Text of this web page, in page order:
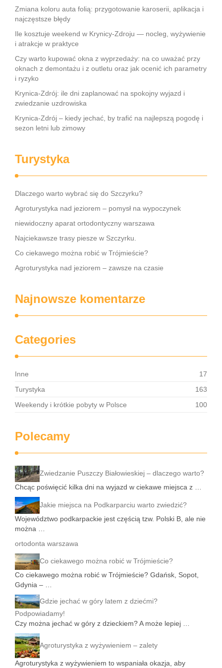
Zmiana koloru auta folią: przygotowanie karoserii, aplikacja i
najczęstsze błędy
Ile kosztuje weekend w Krynicy-Zdroju — nocleg, wyżywienie
i atrakcje w praktyce
Czy warto kupować okna z wyprzedaży: na co uważać przy
oknach z demontażu i z outletu oraz jak ocenić ich parametry
i ryzyko
Krynica-Zdrój: ile dni zaplanować na spokojny wyjazd i
zwiedzanie uzdrowiska
Krynica-Zdrój – kiedy jechać, by trafić na najlepszą pogodę i
sezon letni lub zimowy
Turystyka
Dlaczego warto wybrać się do Szczyrku?
Agroturystyka nad jeziorem – pomysł na wypoczynek
niewidoczny aparat ortodontyczny warszawa
Najciekawsze trasy piesze w Szczyrku.
Co ciekawego można robić w Trójmieście?
Agroturystyka nad jeziorem – zawsze na czasie
Najnowsze komentarze
Categories
Inne
17
Turystyka
163
Weekendy i krótkie pobyty w Polsce
100
Polecamy
Zwiedzanie Puszczy Białowieskiej – dlaczego warto?
Chcąc poświęcić kilka dni na wyjazd w ciekawe miejsca z …
Jakie miejsca na Podkarparciu warto zwiedzić?
Województwo podkarpackie jest częścią tzw. Polski B, ale nie
można …
ortodonta warszawa
Co ciekawego można robić w Trójmieście?
Co ciekawego można robić w Trójmieście? Gdańsk, Sopot,
Gdynia – …
Gdzie jechać w góry latem z dziećmi?
Podpowiadamy!
Czy można jechać w góry z dzieckiem? A może lepiej …
Agroturystyka z wyżywieniem – zalety
Agroturystyka z wyżywieniem to wspaniała okazja, aby